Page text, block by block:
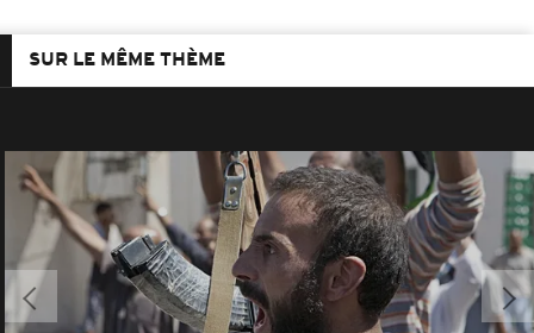
SUR LE MÊME THÈME